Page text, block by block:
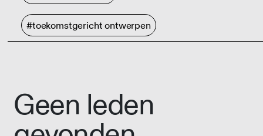
#toekomstgericht ontwerpen
Geen leden